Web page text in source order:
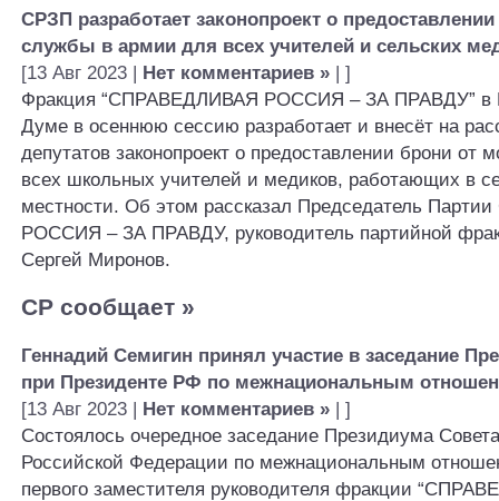
СРЗП разработает законопроект о предоставлении
службы в армии для всех учителей и сельских
[13 Авг 2023 |
Нет комментариев » | ]
Фракция “СПРАВЕДЛИВАЯ РОССИЯ – ЗА ПРАВДУ” в
Думе в осеннюю сессию разработает и внесёт на
депутатов законопроект о предоставлении брони от
всех школьных учителей и медиков, работающих в
местности. Об этом рассказал Председатель
РОССИЯ – ЗА ПРАВДУ, руководитель партийной
Сергей Миронов.
СР сообщает »
Геннадий Семигин принял участие в заседание
при Президенте РФ по межнациональным
[13 Авг 2023 | Нет комментариев » | ]
Состоялось очередное заседание Президиума
Российской Федерации по межнациональным
первого заместителя руководителя фракции